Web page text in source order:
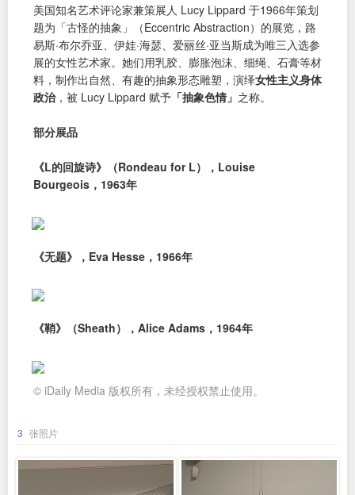
美国知名艺术评论家兼策展人 Lucy Lippard 于1966年策划
题为「古怪的抽象」（Eccentric Abstraction）的展览，路
易斯·布尔乔亚、伊娃·海瑟、爱丽丝·亚当斯成为唯三入选参
展的女性艺术家。她们用乳胶、膨胀泡沫、细绳、石膏等材
料，制作出自然、有趣的抽象形态雕塑，演绎女性主义身体
政治，被 Lucy Lippard 赋予 「抽象色情」 之称。
部分展品
《L的回旋诗》（Rondeau for L），Louise
Bourgeois，1963年
《无题》，Eva Hesse，1966年
《鞘》（Sheath），Alice Adams，1964年
© iDaily Media 版权所有，未经授权禁止使用。
3 张照片